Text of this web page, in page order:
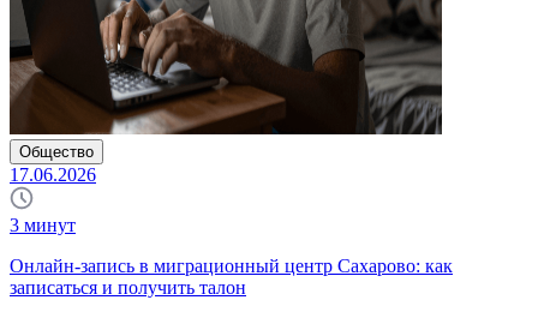
Общество
17.06.2026
3 минут
Онлайн-запись в миграционный центр Сахарово: как
записаться и получить талон